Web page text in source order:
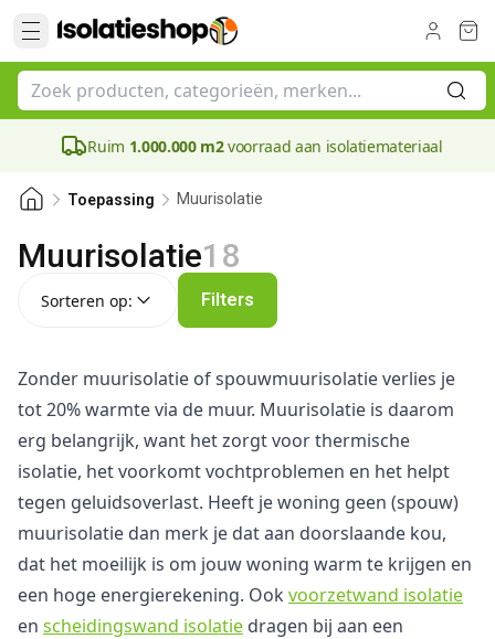
Ruim 1.000.000 m2voorraad aan isolatiemateriaal
Toepassing Muurisolatie
Muurisolatie18
Sorteren op: Filters
Zonder muurisolatie of spouwmuurisolatie verlies je
tot 20% warmte via de muur. Muurisolatie is daarom
erg belangrijk, want het zorgt voor thermische
isolatie, het voorkomt vochtproblemen en het helpt
tegen geluidsoverlast. Heeft je woning geen (spouw)
muurisolatie dan merk je dat aan doorslaande kou,
dat het moeilijk is om jouw woning warm te krijgen en
een hoge energierekening. Ook voorzetwand isolatie
en scheidingswand isolatie dragen bij aan een